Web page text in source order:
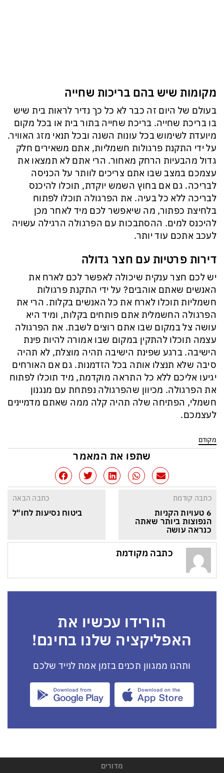
מקומות שיש בהם בריכות שחייה
בעולם של היום זה כבר לא כל כך נדיר לראות בית שיש
בו בריכת שחייה. בריכת שחייה בתור בית או בכל מקום
מיועדת לשימוש בכל עונות השנה ובכל תנאי מזג האוויר.
על ידי התקנת פרגולות חשמליות, אתם משאירים חלק
גדול מהבעיות הרחק מאחור. הרי אתם לא תמצאו את
עצמכם במצב שבו אתם צריכים לוותר על הכניסה
לבריכה. גם אם בחוץ השמש יוקדת, תוכלו להיכנס
לבריכה ללא כל בעיה. את הפרגולה תוכלו לפתוח
בלחיצת כפתור, מה שיאפשר לכם מיד לאחר מכן
להיכנס למים. ההסתבכות עם הפרגולה הרגילה עשויה
לעכב אתכם עוד יותר.
דירות פרטיות עם חצר גדולה
יש לכם חצר ענקית שיכולה לאפשר לכם לארח את
האנשים שאתם אוהבים? על ידי התקנת פרגולות
חשמליות תוכלו לארח את כל האנשים בקלות. הרי את
הפרגולה החשמלית אתם פותחים בקלות, ומיד היא
עושה צל במקום שבו אתם רוצים לשבת. את הפרגולה
עצמה תוכלו להתקין במקום שבו אמורה להיות פינת
הישיבה. ברגע שפינת הישיבה תהיה מוצלת, לא תהיה
סיבה שלא תנצלו אותה בכל הזדמנות. גם אם האורחים
יגיעו אליכם ללא כל התראה מוקדמת, מיד תוכלו לפתוח
את הפרגולה. מכיוון שהפרגולה נפתחת עם מנגנון
חשמלי, הפתיחה שלה תהיה קלה ממה שאתם מדמיינים
לעצמכם.
מקודם
שתפו את המאמר
כתבה קודמת
6 טעויות הקניות
הנפוצות ביותר שאתה
כנראה עושה
כתבה הבאה
ביטוח נסיעות לחו"ל
כתבה מקודמת
הורידו עכשיו את
האפליקציה שלנו בחינם!
ותהנו ממגוון תכנים בזמן אמת לנייד שלכם
מדורים